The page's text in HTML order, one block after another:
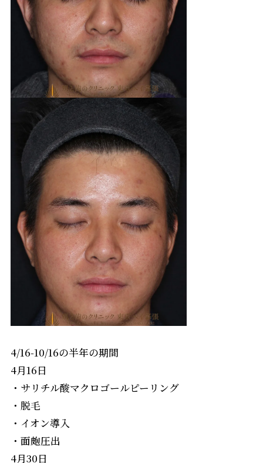
4/16-10/16の半年の期間
4月16日
・サリチル酸マクロゴールピーリング
・脱毛
・イオン導入
・面皰圧出
4月30日